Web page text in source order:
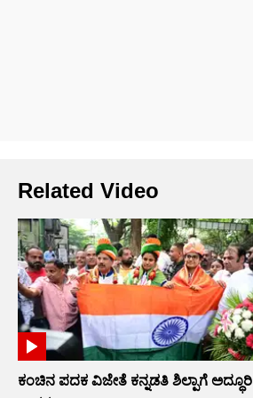
Related Video
ಕಂಚಿನ ಪದಕ ವಿಜೇತೆ ಕನ್ನಡತಿ ಶಿಲ್ಪಾಗೆ ಅದ್ಧೂರಿ